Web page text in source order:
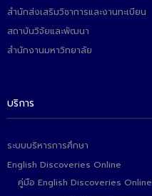
- ข่าวประชาสัมพันธ์
- ทุน/สมัครงาน/ศึกษาต่อ
- ฐานข้อมูลงานวิจัย
สำนักส่งเสริมวิชาการและงานทะเบียน
สถาบันวิจัยและพัฒนา
สำนักงานมหาวิทยาลัย
บริการ
ระบบบริหารการศึกษา
English Discoveries Online
คู่มือ English Discoveries Online